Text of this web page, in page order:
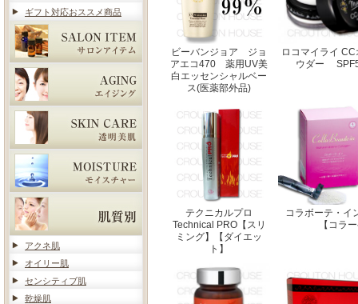
ギフト対応おススメ商品
アクネ肌
オイリー肌
センシティブ肌
乾燥肌
ビーバンジョア ジョ
アエコ470 薬用UV美
白エッセンシャルベー
ス(医薬部外品)
ロコマイライ
ウダー
テクニカルプロ
Technical PRO【スリ
ミング】【ダイエッ
ト】
コラボーテ・イ
【コラ